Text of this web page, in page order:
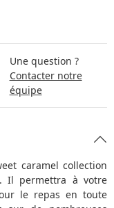
Une question ?
Contacter notre
équipe
caramel collection
Il permettra à votre
le repas en toute